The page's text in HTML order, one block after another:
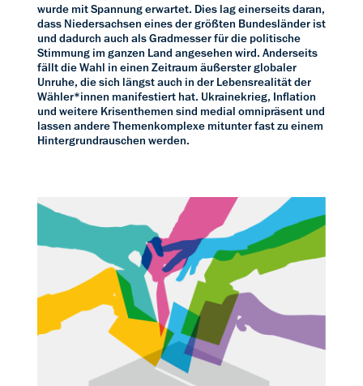
wurde mit Spannung erwartet. Dies lag einerseits daran,
dass Niedersachsen eines der größten Bundesländer ist
und dadurch auch als Gradmesser für die politische
Stimmung im ganzen Land angesehen wird. Anderseits
fällt die Wahl in einen Zeitraum äußerster globaler
Unruhe, die sich längst auch in der Lebensrealität der
Wähler*innen manifestiert hat. Ukrainekrieg, Inflation
und weitere Krisenthemen sind medial omnipräsent und
lassen andere Themenkomplexe mitunter fast zu einem
Hintergrundrauschen werden.